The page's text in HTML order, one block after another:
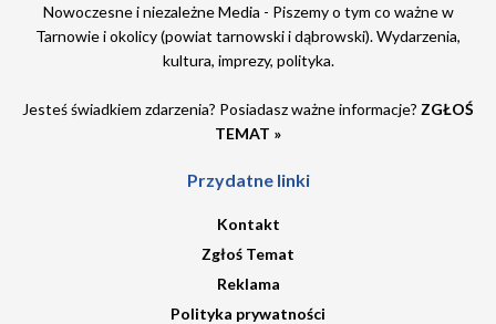
Nowoczesne i niezależne Media - Piszemy o tym co ważne w
Tarnowie i okolicy (powiat tarnowski i dąbrowski). Wydarzenia,
kultura, imprezy, polityka.
Jesteś świadkiem zdarzenia? Posiadasz ważne informacje? ZGŁOŚ
TEMAT »
Przydatne linki
Kontakt
Zgłoś Temat
Reklama
Polityka prywatności